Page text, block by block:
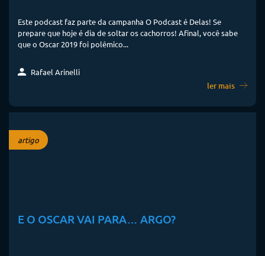
Este podcast faz parte da campanha O Podcast é Delas! Se
prepare que hoje é dia de soltar os cachorros! Afinal, você sabe
que o Oscar 2019 foi polêmico...
Rafael Arinelli
ler mais
artigo
E O OSCAR VAI PARA… ARGO?